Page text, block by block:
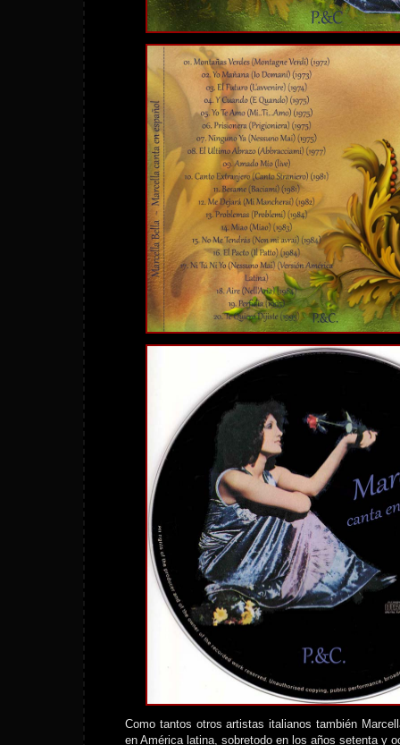
Como tantos otros artistas italianos también
en América latina, sobretodo en los años setenta y